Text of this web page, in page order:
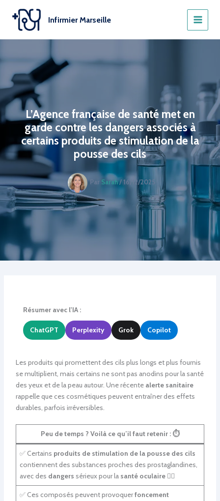
contenu
Infirmier Marseille
L’Agence française de santé met en
garde contre les dangers associés à
certains produits de stimulation de la
pousse des cils
Par Sarah/ 16/12/2025
Résumer avec l'IA :
ChatGPT Perplexity Grok Copilot
Les produits qui promettent des cils plus longs et plus fournis
se multiplient, mais certains ne sont pas anodins pour la santé
des yeux et de la peau autour. Une récente alerte sanitaire
rappelle que ces cosmétiques peuvent entraîner des effets
durables, parfois irréversibles.
Peu de temps ? Voilà ce qu’il faut retenir :⏱️
✅ Certains produits de stimulation de la pousse des cils
contiennent des substances proches des prostaglandines,
avec des dangers sérieux pour la santé oculaire😶‍🌫️
✅ Ces composés peuvent provoquerfoncement